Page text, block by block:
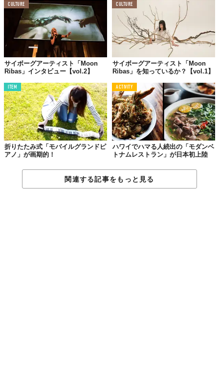
CULTURE
サイボーグアーティスト「Moon
Ribas」インタビュー【vol.2】
CULTURE
サイボーグアーティスト「Moon
Ribas」を知っているか？【vol.1】
ITEM
折りたたみ式「モバイルグランドピ
アノ」が画期的！
ACTIVITY
ハワイでハマる人続出の「モダンベ
トナムレストラン」が日本初上陸
関連する記事をもっと見る